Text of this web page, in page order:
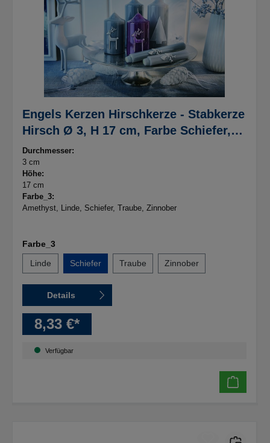
Engels Kerzen Hirschkerze - Stabkerze
Hirsch Ø 3, H 17 cm, Farbe Schiefer,
gelackt, getaucht
Durchmesser:
3 cm
Höhe:
17 cm
Farbe_3:
Amethyst, Linde, Schiefer, Traube, Zinnober
Farbe_3
Linde
Schiefer Traube Zinnober
Details
8,33 €*
Verfügbar